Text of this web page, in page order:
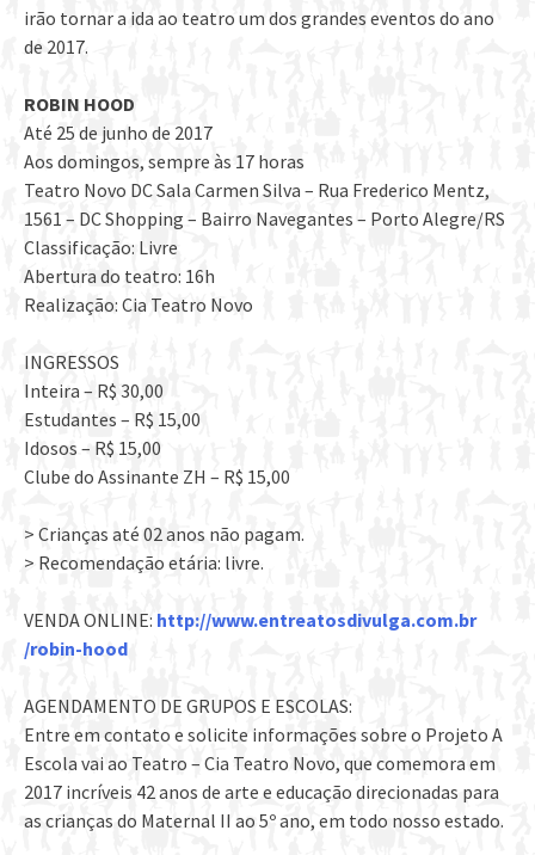
irão tornar a ida ao teatro um dos grandes eventos do ano
de 2017.
ROBIN HOOD
Até 25 de junho de 2017
Aos domingos, sempre às 17 horas
Teatro Novo DC Sala Carmen Silva – Rua Frederico Mentz,
1561 – DC Shopping – Bairro Navegantes – Porto Alegre/RS
Classificação: Livre
Abertura do teatro: 16h
Realização: Cia Teatro Novo
INGRESSOS
Inteira – R$ 30,00
Estudantes – R$ 15,00
Idosos – R$ 15,00
Clube do Assinante ZH – R$ 15,00
> Crianças até 02 anos não pagam.
> Recomendação etária: livre.
VENDA ONLINE: http://www.entreatosdivulga.com.br
/robin-hood
AGENDAMENTO DE GRUPOS E ESCOLAS:
Entre em contato e solicite informações sobre o Projeto A
Escola vai ao Teatro – Cia Teatro Novo, que comemora em
2017 incríveis 42 anos de arte e educação direcionadas para
as crianças do Maternal II ao 5º ano, em todo nosso estado.